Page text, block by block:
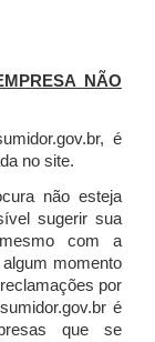
NÃO
é
no site.
não esteja
sugerir sua
com a
momento
por
é
que se